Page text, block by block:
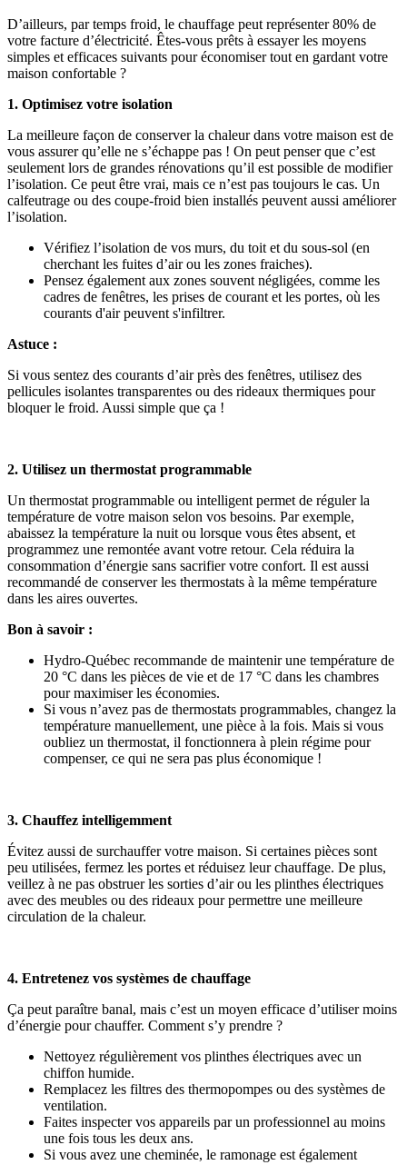
D’ailleurs, par temps froid, le chauffage peut représenter 80% de
votre facture d’électricité. Êtes-vous prêts à essayer les moyens
simples et efficaces suivants pour économiser tout en gardant votre
maison confortable ?
1. Optimisez votre isolation
La meilleure façon de conserver la chaleur dans votre maison est de
vous assurer qu’elle ne s’échappe pas ! On peut penser que c’est
seulement lors de grandes rénovations qu’il est possible de modifier
l’isolation. Ce peut être vrai, mais ce n’est pas toujours le cas. Un
calfeutrage ou des coupe-froid bien installés peuvent aussi améliorer
l’isolation.
Vérifiez l’isolation de vos murs, du toit et du sous-sol (en
cherchant les fuites d’air ou les zones fraiches).
Pensez également aux zones souvent négligées, comme les
cadres de fenêtres, les prises de courant et les portes, où les
courants d'air peuvent s'infiltrer.
Astuce :
Si vous sentez des courants d’air près des fenêtres, utilisez des
pellicules isolantes transparentes ou des rideaux thermiques pour
bloquer le froid. Aussi simple que ça !
2. Utilisez un thermostat programmable
Un thermostat programmable ou intelligent permet de réguler la
température de votre maison selon vos besoins. Par exemple,
abaissez la température la nuit ou lorsque vous êtes absent, et
programmez une remontée avant votre retour. Cela réduira la
consommation d’énergie sans sacrifier votre confort. Il est aussi
recommandé de conserver les thermostats à la même température
dans les aires ouvertes.
Bon à savoir :
Hydro-Québec recommande de maintenir une température de
20 °C dans les pièces de vie et de 17 °C dans les chambres
pour maximiser les économies.
Si vous n’avez pas de thermostats programmables, changez la
température manuellement, une pièce à la fois. Mais si vous
oubliez un thermostat, il fonctionnera à plein régime pour
compenser, ce qui ne sera pas plus économique !
3. Chauffez intelligemment
Évitez aussi de surchauffer votre maison. Si certaines pièces sont
peu utilisées, fermez les portes et réduisez leur chauffage. De plus,
veillez à ne pas obstruer les sorties d’air ou les plinthes électriques
avec des meubles ou des rideaux pour permettre une meilleure
circulation de la chaleur.
4. Entretenez vos systèmes de chauffage
Ça peut paraître banal, mais c’est un moyen efficace d’utiliser moins
d’énergie pour chauffer. Comment s’y prendre ?
Nettoyez régulièrement vos plinthes électriques avec un
chiffon humide.
Remplacez les filtres des thermopompes ou des systèmes de
ventilation.
Faites inspecter vos appareils par un professionnel au moins
une fois tous les deux ans.
Si vous avez une cheminée, le ramonage est également